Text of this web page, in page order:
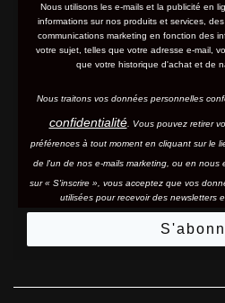
Nous utilisons les e-mails et la publicité en
informations sur nos produits et services,
communications marketing en fonction des
votre sujet, telles que votre adresse e-mail,
que votre historique d'achat et de
Nous traitons vos données personnelles
confidentialité. Vous pouvez retirer
préférences à tout moment en cliquant sur le
de l'un de nos e-mails marketing, ou en nous
sur « S'inscrire », vous acceptez que vos
utilisées pour recevoir des newsletters